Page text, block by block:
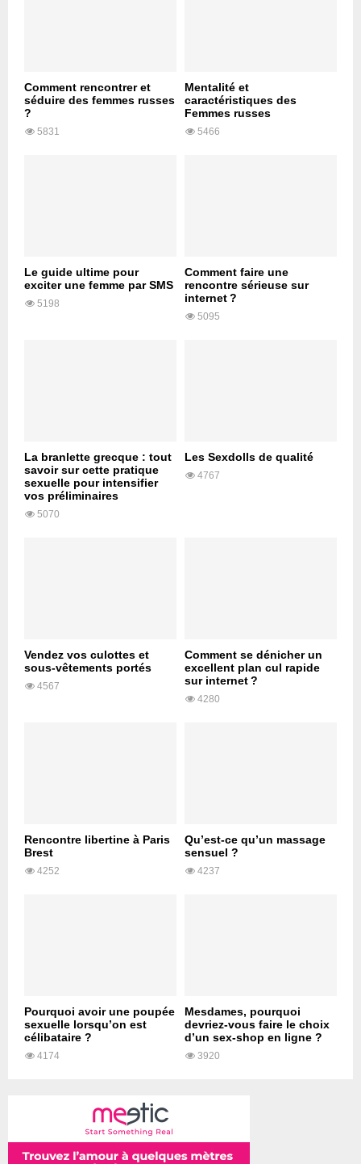
Comment rencontrer et
séduire des femmes russes
?
5831
Mentalité et
caractéristiques des
Femmes russes
5466
Le guide ultime pour
exciter une femme par SMS
5198
Comment faire une
rencontre sérieuse sur
internet ?
5095
La branlette grecque : tout
savoir sur cette pratique
sexuelle pour intensifier
vos préliminaires
5070
Les Sexdolls de qualité
4767
Vendez vos culottes et
sous-vêtements portés
4567
Comment se dénicher un
excellent plan cul rapide
sur internet ?
4280
Rencontre libertine à Paris
Brest
4252
Qu’est-ce qu’un massage
sensuel ?
4237
Pourquoi avoir une poupée
sexuelle lorsqu’on est
célibataire ?
4174
Mesdames, pourquoi
devriez-vous faire le choix
d’un sex-shop en ligne ?
3920